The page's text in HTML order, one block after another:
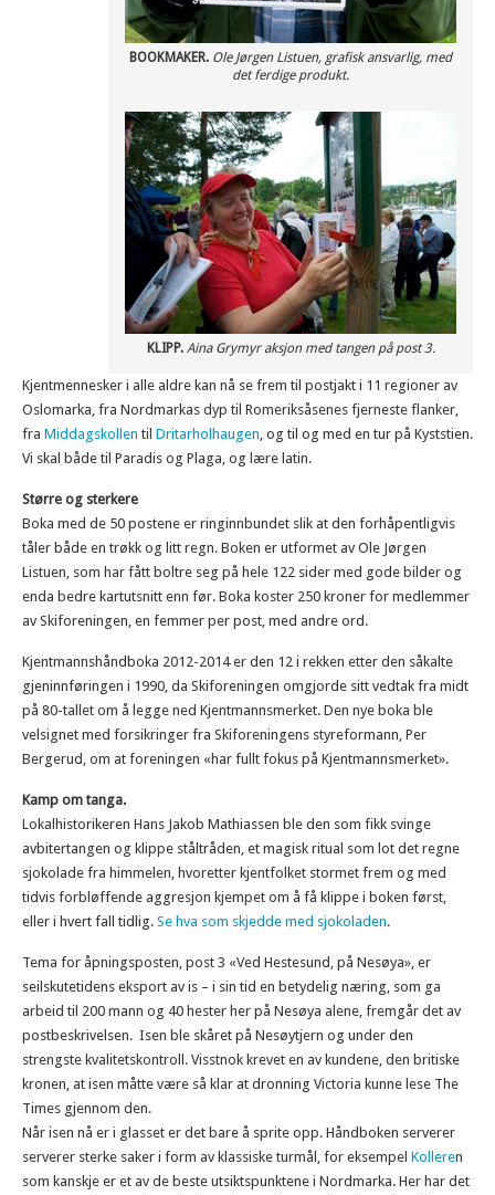
BOOKMAKER. Ole Jørgen Listuen, grafisk ansvarlig, med
det ferdige produkt.
KLIPP. Aina Grymyr aksjon med tangen på post 3.
Kjentmennesker i alle aldre kan nå se frem til postjakt i 11 regioner av
Oslomarka, fra Nordmarkas dyp til Romeriksåsenes fjerneste flanker,
fra Middagskollen til Dritarholhaugen , og til og med en tur på Kyststien.
Vi skal både til Paradis og Plaga, og lære latin.
Større og sterkere
Boka med de 50 postene er ringinnbundet slik at den forhåpentligvis
tåler både en trøkk og litt regn. Boken er utformet av Ole Jørgen
Listuen, som har fått boltre seg på hele 122 sider med gode bilder og
enda bedre kartutsnitt enn før. Boka koster 250 kroner for medlemmer
av Skiforeningen, en femmer per post, med andre ord.
Kjentmannshåndboka 2012-2014 er den 12 i rekken etter den såkalte
gjeninnføringen i 1990, da Skiforeningen omgjorde sitt vedtak fra midt
på 80-tallet om å legge ned Kjentmannsmerket. Den nye boka ble
velsignet med forsikringer fra Skiforeningens styreformann, Per
Bergerud, om at foreningen «har fullt fokus på Kjentmannsmerket».
Kamp om tanga.
Lokalhistorikeren Hans Jakob Mathiassen ble den som fikk svinge
avbitertangen og klippe ståltråden, et magisk ritual som lot det regne
sjokolade fra himmelen, hvoretter kjentfolket stormet frem og med
tidvis forbløffende aggresjon kjempet om å få klippe i boken først,
eller i hvert fall tidlig. Se hva som skjedde med sjokoladen.
Tema for åpningsposten, post 3 «Ved Hestesund, på Nesøya», er
seilskutetidens eksport av is – i sin tid en betydelig næring, som ga
arbeid til 200 mann og 40 hester her på Nesøya alene, fremgår det av
postbeskrivelsen. Isen ble skåret på Nesøytjern og under den
strengste kvalitetskontroll. Visstnok krevet en av kundene, den britiske
kronen, at isen måtte være så klar at dronning Victoria kunne lese The
Times gjennom den.
Når isen nå er i glasset er det bare å sprite opp. Håndboken serverer
serverer sterke saker i form av klassiske turmål, for eksempel Kolleren
som kanskje er et av de beste utsiktspunktene i Nordmarka. Her har det